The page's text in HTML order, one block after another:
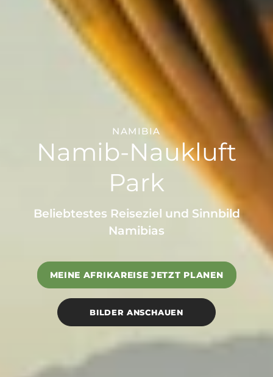
NAMIBIA
Namib-Naukluft
Park
Beliebtestes Reiseziel und Sinnbild
Namibias
MEINE AFRIKAREISE JETZT PLANEN
BILDER ANSCHAUEN